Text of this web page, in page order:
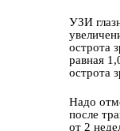
УЗИ
острота
равная
острота
Надо
после
от 2